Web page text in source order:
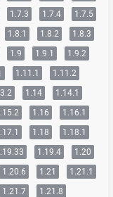
1.7.3 1.7.4
1.7.5
1.8.1 1.8.2
1.8.3
1.9 1.9.1
1.9.2
1.11.1
1.11.2
1.14
1.14.1
1.16
1.16.1
1.18
1.18.1
1.19.4
1.20
1.20.6 1.21
1.21.1
1.21.7
1.21.8